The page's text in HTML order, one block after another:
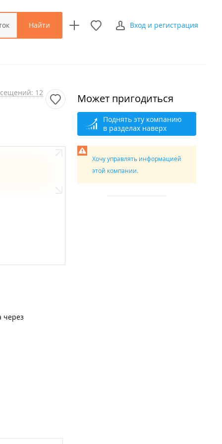
Найти Вход и регистрация
12
через
Может пригодиться
Поднять эту компанию
в разделах наверх
Хочу управлять информацией
этой компании.